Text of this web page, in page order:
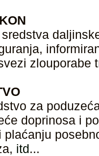
sredstva
za
doprinosa i
plaćanju
itd...